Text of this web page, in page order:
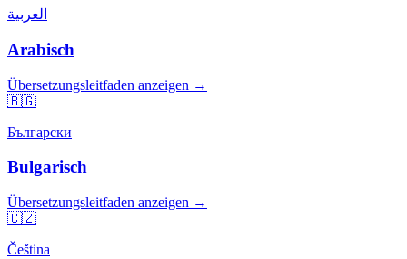
العربية
Arabisch
Übersetzungsleitfaden anzeigen →
🇧🇬
Български
Bulgarisch
Übersetzungsleitfaden anzeigen →
🇨🇿
Čeština